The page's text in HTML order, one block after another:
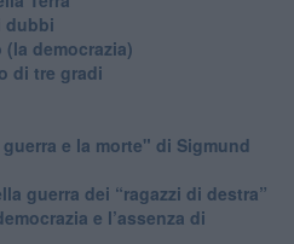
dubbi
democrazia)
di tre gradi
e la morte" di Sigmund
guerra dei “ragazzi di destra”
e l’assenza di